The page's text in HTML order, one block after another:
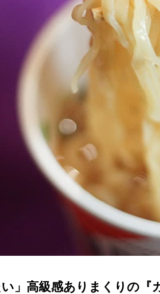
」高級感ありまくりの『